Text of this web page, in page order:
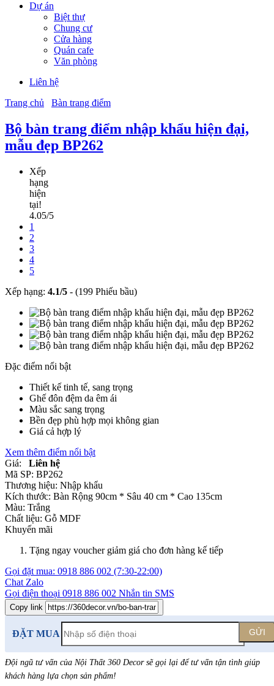
Dự án
Biệt thự
Chung cư
Cửa hàng
Quán cafe
Văn phòng
Liên hệ
Trang chủ
Bàn trang điểm
Bộ bàn trang điểm nhập khẩu hiện đại,
mẫu đẹp BP262
Xếp
hạng
hiện
tại!
4.05/5
1
2
3
4
5
Xếp hạng: 4.1/5 - (199 Phiếu bầu)
Đặc điểm nổi bật
Thiết kế tinh tế, sang trọng
Ghế đôn đệm da êm ái
Màu sắc sang trọng
Bền đẹp phù hợp mọi không gian
Giá cả hợp lý
Xem thêm điểm nổi bật
Giá:
Liên hệ
Mã SP: BP262
Thương hiệu: Nhập khẩu
Kích thước: Bàn Rộng 90cm * Sâu 40 cm * Cao 135cm
Màu: Trắng
Chất liệu: Gỗ MDF
Khuyến mãi
Tặng ngay voucher giảm giá cho đơn hàng kế tiếp
Gọi đặt mua: 0918 886 002 (7:30-22:00)
Chat Zalo
Gọi điện thoại 0918 886 002 Nhắn tin SMS
Copy link
ĐẶT MUA GỬI
Đội ngũ tư vấn của Nội Thất 360 Decor sẽ gọi lại để tư vấn tận tình giúp
khách hàng lựa chọn sản phẩm!